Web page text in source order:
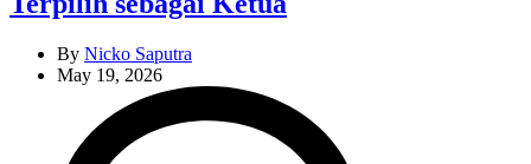
By Nicko Saputra
May 19, 2026